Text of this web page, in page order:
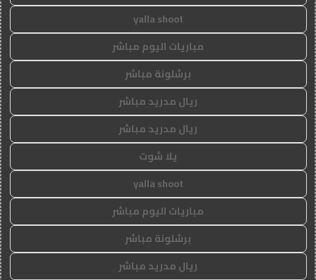
yalla shoot
مباريات اليوم مباشر
برشلونة مباشر
ريال مدريد مباشر
ريال مدريد مباشر
يلا شوت
yalla shoot
مباريات اليوم مباشر
برشلونة مباشر
ريال مدريد مباشر